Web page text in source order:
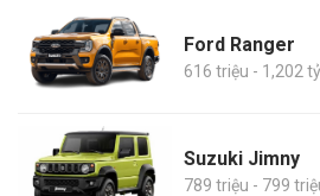
Ford Ranger
616 triệu - 1,202 tỷ
Suzuki Jimny
789 triệu - 799